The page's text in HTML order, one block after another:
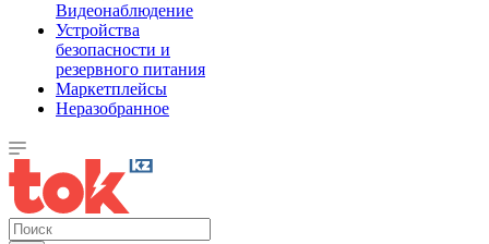
Видеонаблюдение
Устройства
безопасности и
резервного питания
Маркетплейсы
Неразобранное